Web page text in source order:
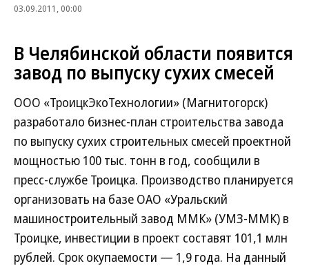
03.09.2011, 00:00
В Челябинской области появится
завод по выпуску сухих смесей
ООО «ТроицкЭкоТехнологии» (Магнитогорск)
разработало бизнес-план строительства завода
по выпуску сухих строительных смесей проектной
мощностью 100 тыс. тонн в год, сообщили в
пресс-службе Троицка. Производство планируется
организовать на базе ОАО «Уральский
машиностроительный завод ММК» (УМЗ-ММК) в
Троицке, инвестиции в проект составят 101,1 млн
рублей. Срок окупаемости — 1,9 года. На данный